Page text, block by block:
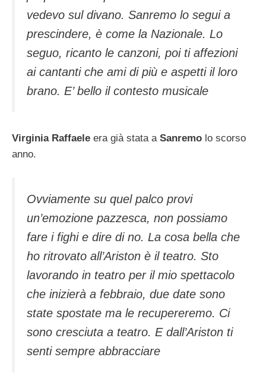
vedevo sul divano. Sanremo lo segui a
prescindere, è come la Nazionale. Lo
seguo, ricanto le canzoni, poi ti affezioni
ai cantanti che ami di più e aspetti il loro
brano. E’ bello il contesto musicale
Virginia Raffaele era già stata a Sanremo lo scorso
anno.
Ovviamente su quel palco provi
un’emozione pazzesca, non possiamo
fare i fighi e dire di no. La cosa bella che
ho ritrovato all’Ariston è il teatro. Sto
lavorando in teatro per il mio spettacolo
che inizierà a febbraio, due date sono
state spostate ma le recupereremo. Ci
sono cresciuta a teatro. E dall’Ariston ti
senti sempre abbracciare